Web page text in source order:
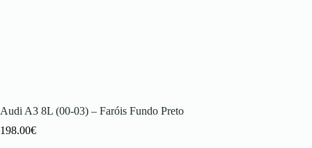
Audi A3 8L (00-03) – Faróis Fundo Preto
198.00€